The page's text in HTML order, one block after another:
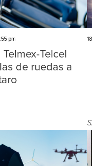
pm
Telcel
de ruedas a